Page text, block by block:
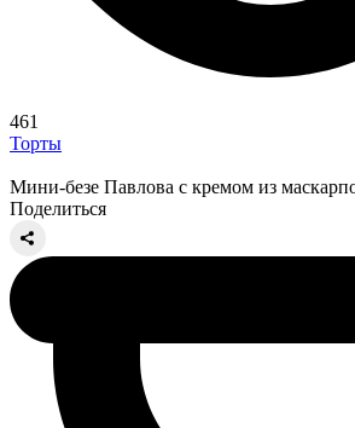
461
Торты
Мини-безе Павлова с кремом из
Поделиться